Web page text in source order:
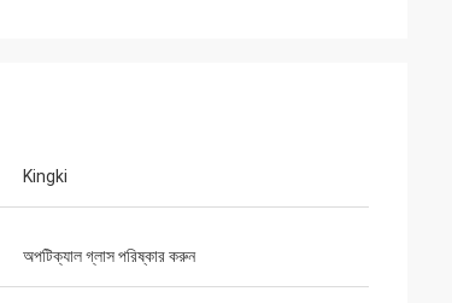
Kingki
অপটিক্যাল গ্লাস পরিষ্কার করুন